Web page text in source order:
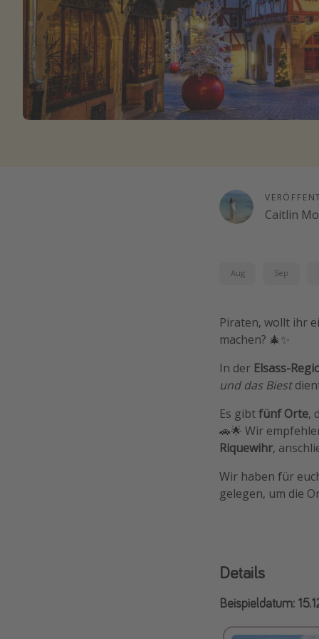
Caitlin
Aug Sep
Piraten, wollt ihr
machen? 🎄✨
In der Elsass-
und das Biest
Es gibtfünf Orte,
🚗🌟 Wir
Riquewihr,
Wir haben für
gelegen, um die
Details
Beispieldatum: